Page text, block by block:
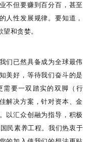
不但要赚到百分百，甚至
人性发展规律。要知道，
和贪婪。
们已然具备成为全球最伟
美好，等待我们奋斗的是
需要一双踏实的双脚（行
解决方案，针对资本、金
以汇众创融为指导，积极
民素养工程。我们热衷于